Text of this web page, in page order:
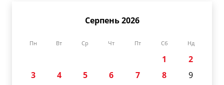
Серпень 2026
Пн Вт Ср Чт Пт Сб Нд
1
2
3
4 5 6 7 8
9